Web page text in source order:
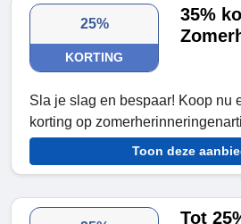
25%
KORTING
35%
Sla je slag en bespaar! Koop nu
korting op
Toon deze
Tot